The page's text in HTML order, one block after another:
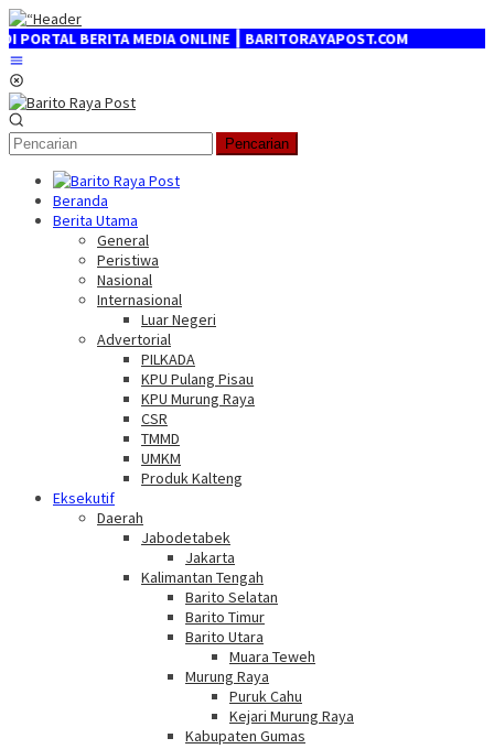
Loncat
ke
konten
BERITA MEDIA ONLINE ┃ BARITORAYAPOST.COM
Pencarian
Beranda
Berita Utama
General
Peristiwa
Nasional
Internasional
Luar Negeri
Advertorial
PILKADA
KPU Pulang Pisau
KPU Murung Raya
CSR
TMMD
UMKM
Produk Kalteng
Eksekutif
Daerah
Jabodetabek
Jakarta
Kalimantan Tengah
Barito Selatan
Barito Timur
Barito Utara
Muara Teweh
Murung Raya
Puruk Cahu
Kejari Murung Raya
Kabupaten Gumas